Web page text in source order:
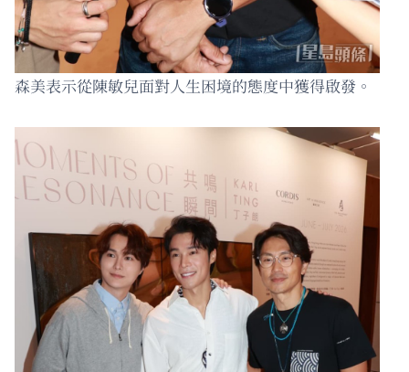
森美表示從陳敏兒面對人生困境的態度中獲得啟發。